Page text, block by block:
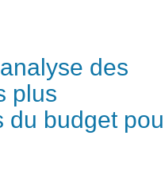
des
plus
du budget